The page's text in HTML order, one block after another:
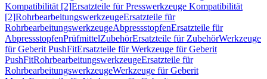
Kompatibilität [2]Ersatzteile für Presswerkzeuge Kompatibilität
[2]RohrbearbeitungswerkzeugeErsatzteile für
RohrbearbeitungswerkzeugeAbpressstopfenErsatzteile für
AbpressstopfenPrüfmittelZubehörErsatzteile für ZubehörWerkzeuge
für Geberit PushFitErsatzteile für Werkzeuge für Geberit
PushFitRohrbearbeitungswerkzeugeErsatzteile für
RohrbearbeitungswerkzeugeWerkzeuge für Geberit